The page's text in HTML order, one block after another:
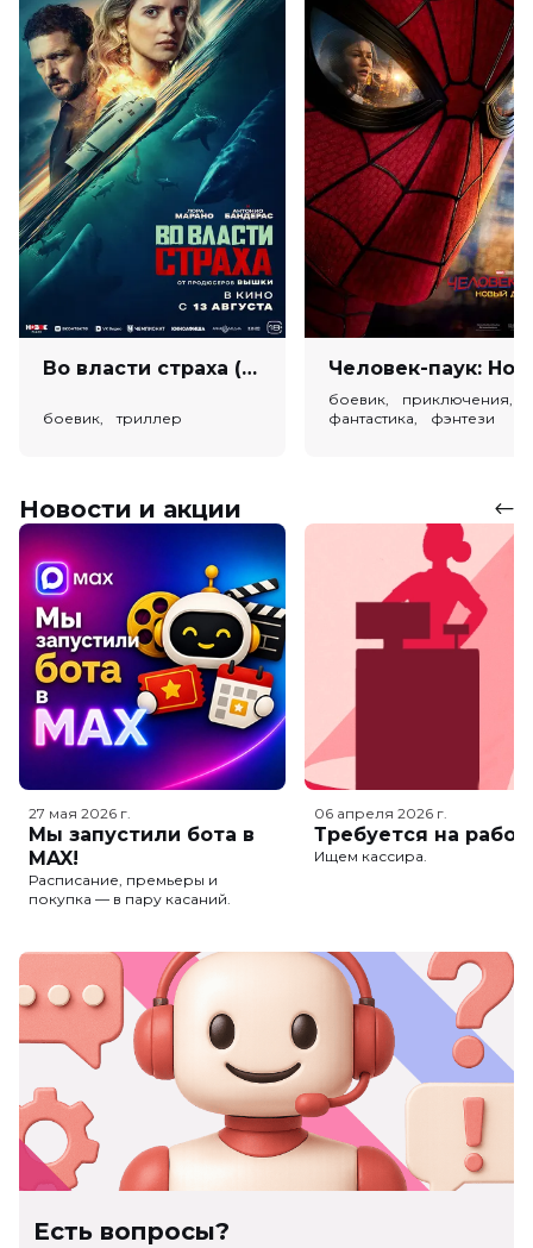
Во власти страха (18+)
боевик, триллер
боевик, приключения,
фантастика, фэнтези
Новости и акции
27 мая 2026 г.
Мы запустили бота в
MAX!
Расписание, премьеры и
покупка — в пару касаний.
06 апреля 2026 г.
Требуется на
Ищем кассира.
Есть вопросы?